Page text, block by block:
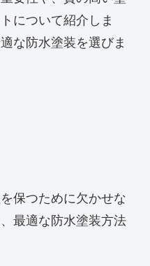
について紹介しま
な防水塗装を選びま
保つために欠かせな
最適な防水塗装方法